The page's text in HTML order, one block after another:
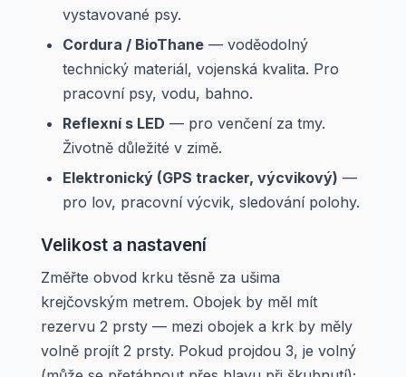
vystavované psy.
Cordura / BioThane — voděodolný
technický materiál, vojenská kvalita. Pro
pracovní psy, vodu, bahno.
Reflexní s LED — pro venčení za tmy.
Životně důležité v zimě.
Elektronický (GPS tracker, výcvikový) —
pro lov, pracovní výcvik, sledování polohy.
Velikost a nastavení
Změřte obvod krku těsně za ušima
krejčovským metrem. Obojek by měl mít
rezervu 2 prsty — mezi obojek a krk by měly
volně projít 2 prsty. Pokud projdou 3, je volný